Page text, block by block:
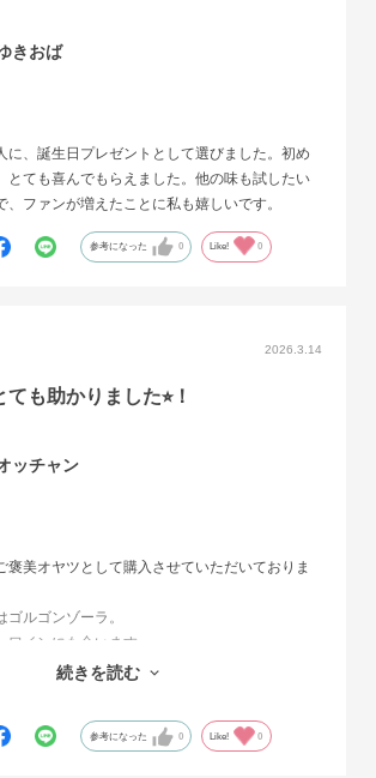
きおば
に、誕生日プレゼントとして選びました。初め
とても喜んでもらえました。他の味も試したい
、ファンが増えたことに私も嬉しいです。
参考になった 0 Like! 0
2026.3.14
も助かりました⭐︎！
ッチャン
褒美オヤツとして購入させていただいておりま
ルゴンゾーラ。
ワインにも合います。
り物として必要だったのでお急ぎ便で注文させ
続きを読む
参考になった 0 Like! 0